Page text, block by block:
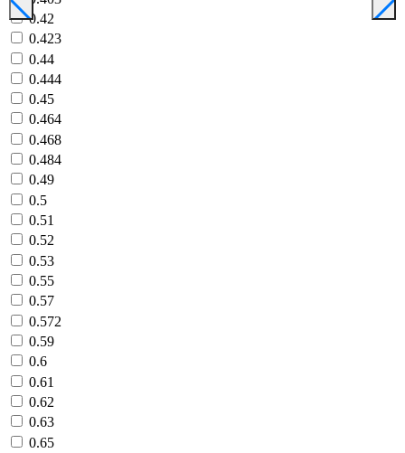
0.42
0.423
0.44
0.444
0.45
0.464
0.468
0.484
0.49
0.5
0.51
0.52
0.53
0.55
0.57
0.572
0.59
0.6
0.61
0.62
0.63
0.65